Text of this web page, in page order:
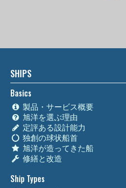
SHIPS
Basics
製品・サービス概要
旭洋を選ぶ理由
定評ある設計能力
独創の球状船首
旭洋が造ってきた船
修繕と改造
Ship Types